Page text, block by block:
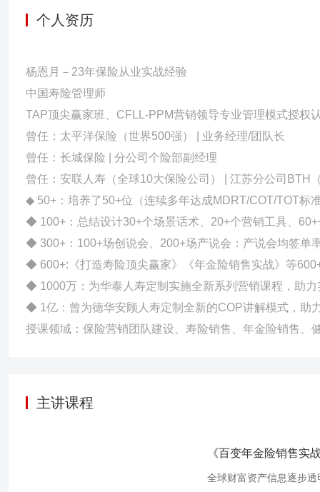
师等绩优认证体系，是讲师培养体系的核心授课讲师
个人资历
杨恩月－23年保险从业实战经验
中国寿险管理师
TAP顶尖赢家班、CFLL-PPM营销领导专业管理模式授权
曾任：太平洋保险（世界500强） | 业务经理/团队长
曾任：长城保险 | 分公司个险部副经理
曾任：安联人寿（全球10大保险公司） | 江苏分公司BTH
◆ 50+：培养了50+位（连续多年达成MDRT/COT/TOT标
◆ 100+：总结设计30+个场景话术、20+个营销工具、
◆ 300+：100+场创说会、200+场产说会：产说会均签单
◆ 600+:《打造寿险顶尖赢家》《年金险销售实战》等
◆ 1000万：为华泰人寿定制实施全新系列营销课程，助
◆ 1亿：曾为德华安顾人寿定制全新的COP讲解模式，助
授课领域：保险营销团队建设、寿险销售、年金险销售
主讲课程
《百变年金险销售实
全球财富资产信息逐步